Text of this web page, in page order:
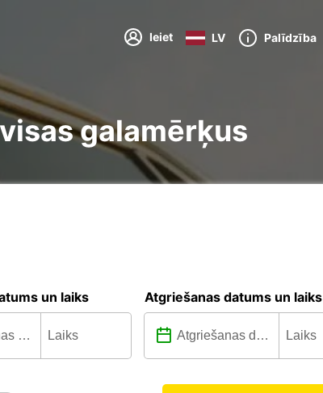
Ieiet LV Palīdzība
galamērķus
un laiks Atgriešanas datums un laiks